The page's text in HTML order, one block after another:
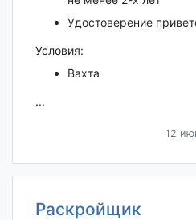
Удостоверение
Условия:
Вахта
...
12
Раскройщик